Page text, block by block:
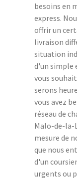
besoins en
express.
offrir un
livraison
situation
d'un simple
vous
serons
vous avez
réseau de
Malo-de-la-
mesure de
que nous
d'un
urgents ou